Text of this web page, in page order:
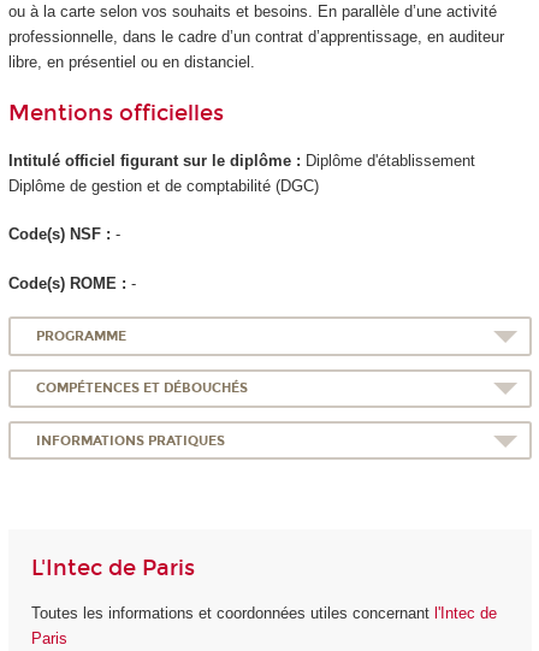
ou à la carte selon vos souhaits et besoins. En parallèle d’une activité
professionnelle, dans le cadre d’un contrat d’apprentissage, en auditeur
libre, en présentiel ou en distanciel.
Mentions officielles
Intitulé officiel figurant sur le diplôme : Diplôme d'établissement
Diplôme de gestion et de comptabilité (DGC)
Code(s) NSF : -
Code(s) ROME : -
PROGRAMME
COMPÉTENCES ET DÉBOUCHÉS
INFORMATIONS PRATIQUES
L'Intec de Paris
Toutes les informations et coordonnées utiles concernant l'Intec de
Paris